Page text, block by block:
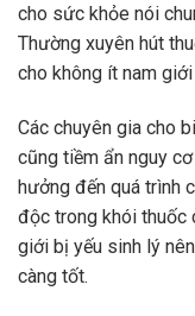
cho sức khỏe nói
Thường xuyên hút
cho không ít nam
Các chuyên gia cho
cũng tiềm ẩn nguy
hưởng đến quá trình
độc trong khói thuốc
giới bị yếu sinh lý
càng tốt.